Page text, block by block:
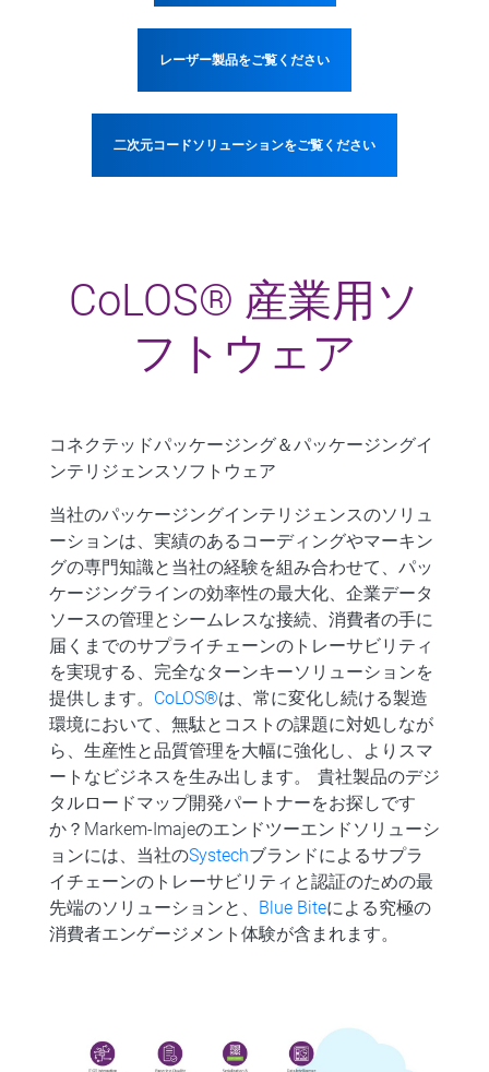
レーザー製品をご覧ください
二次元コードソリューションをご覧ください
CoLOS® 産業用ソ
フトウェア
コネクテッドパッケージング＆パッケージングイ
ンテリジェンスソフトウェア
当社のパッケージングインテリジェンスのソリュ
ーションは、実績のあるコーディングやマーキン
グの専門知識と当社の経験を組み合わせて、パッ
ケージングラインの効率性の最大化、企業データ
ソースの管理とシームレスな接続、消費者の手に
届くまでのサプライチェーンのトレーサビリティ
を実現する、完全なターンキーソリューションを
提供します。 CoLOS®は、常に変化し続ける製造
環境において、無駄とコストの課題に対処しなが
ら、生産性と品質管理を大幅に強化し、よりスマ
ートなビジネスを生み出します。 貴社製品のデジ
タルロードマップ開発パートナーをお探しです
か？Markem-Imajeのエンドツーエンドソリューシ
ョンには、当社のSystechブランドによるサプラ
イチェーンのトレーサビリティと認証のための最
先端のソリューションと、 Blue Biteによる究極の
消費者エンゲージメント体験が含まれます。